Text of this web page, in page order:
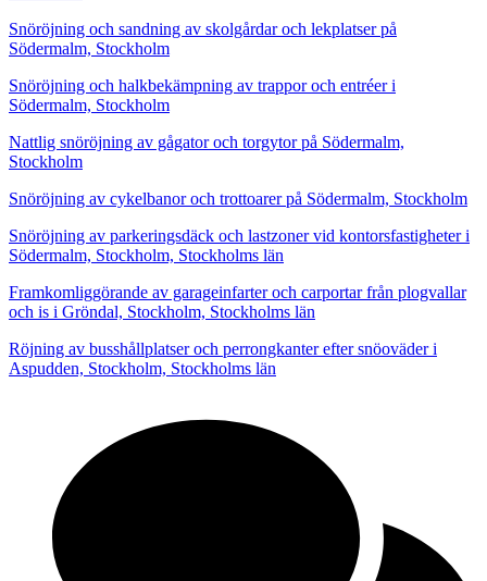
Snöröjning och sandning av skolgårdar och lekplatser på
Södermalm, Stockholm
Snöröjning och halkbekämpning av trappor och entréer i
Södermalm, Stockholm
Nattlig snöröjning av gågator och torgytor på Södermalm,
Stockholm
Snöröjning av cykelbanor och trottoarer på Södermalm, Stockholm
Snöröjning av parkeringsdäck och lastzoner vid kontorsfastigheter i
Södermalm, Stockholm, Stockholms län
Framkomliggörande av garageinfarter och carportar från plogvallar
och is i Gröndal, Stockholm, Stockholms län
Röjning av busshållplatser och perrongkanter efter snöoväder i
Aspudden, Stockholm, Stockholms län